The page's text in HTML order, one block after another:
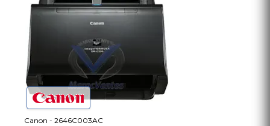
Canon - 2646C003AC